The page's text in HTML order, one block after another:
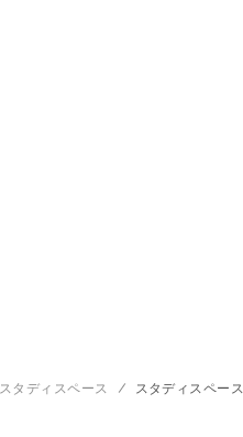
スタディスペース スタディスペース